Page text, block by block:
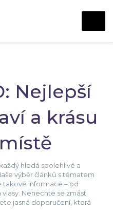
Nejlepší
a krásu
hledá spolehlivé a
výběr článků s tématem
takové informace – od
Nenechte se zmást
jasná doporučení, která